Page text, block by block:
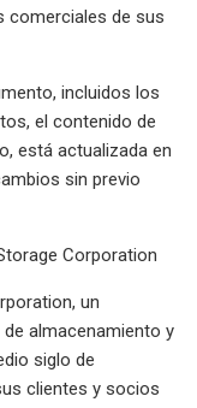
comerciales de sus
incluidos los
el contenido de
está actualizada en
sin previo
Corporation
un
almacenamiento y
siglo de
clientes y socios